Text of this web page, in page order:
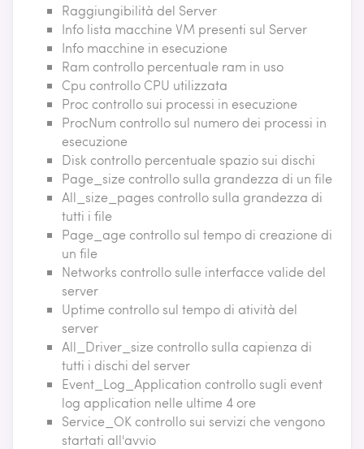
Raggiungibilità del Server
Info lista macchine VM presenti sul Server
Info macchine in esecuzione
Ram controllo percentuale ram in uso
Cpu controllo CPU utilizzata
Proc controllo sui processi in esecuzione
ProcNum controllo sul numero dei processi in
esecuzione
Disk controllo percentuale spazio sui dischi
Page_size controllo sulla grandezza di un file
All_size_pages controllo sulla grandezza di
tutti i file
Page_age controllo sul tempo di creazione di
un file
Networks controllo sulle interfacce valide del
server
Uptime controllo sul tempo di atività del
server
All_Driver_size controllo sulla capienza di
tutti i dischi del server
Event_Log_Application controllo sugli event
log application nelle ultime 4 ore
Service_OK controllo sui servizi che vengono
startati all'avvio